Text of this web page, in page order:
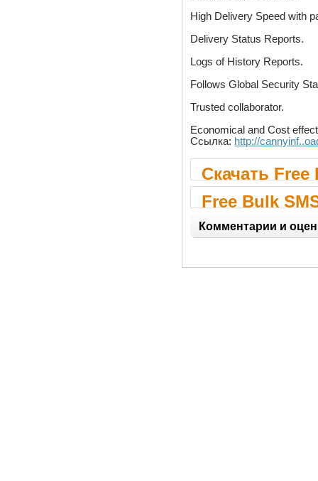
High Delivery Speed with
Delivery Status Reports.
Logs of History Reports.
Follows Global Security
Trusted collaborator.
Economical and Cost
Ссылка: http://
Скачать Free
Free Bulk
Комментарии и